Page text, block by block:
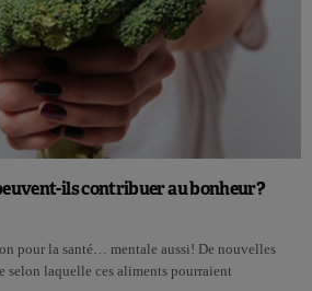
ils contribuer au bonheur?
pour la santé… mentale aussi! De nouvelles
selon laquelle ces aliments pourraient